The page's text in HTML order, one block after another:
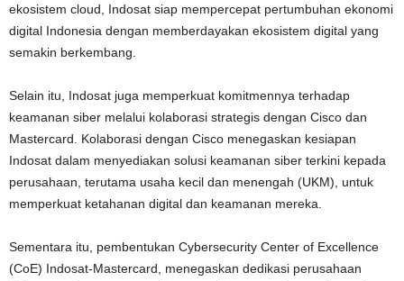
ekosistem cloud, Indosat siap mempercepat pertumbuhan ekonomi
digital Indonesia dengan memberdayakan ekosistem digital yang
semakin berkembang.
Selain itu, Indosat juga memperkuat komitmennya terhadap
keamanan siber melalui kolaborasi strategis dengan Cisco dan
Mastercard. Kolaborasi dengan Cisco menegaskan kesiapan
Indosat dalam menyediakan solusi keamanan siber terkini kepada
perusahaan, terutama usaha kecil dan menengah (UKM), untuk
memperkuat ketahanan digital dan keamanan mereka.
Sementara itu, pembentukan Cybersecurity Center of Excellence
(CoE) Indosat-Mastercard, menegaskan dedikasi perusahaan